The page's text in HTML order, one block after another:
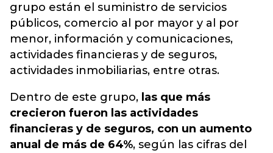
grupo están el suministro de servicios
públicos, comercio al por mayor y al por
menor, información y comunicaciones,
actividades financieras y de seguros,
actividades inmobiliarias, entre otras.
Dentro de este grupo, las que más
crecieron fueron las actividades
financieras y de seguros, con un aumento
anual de más de 64%, según las cifras del